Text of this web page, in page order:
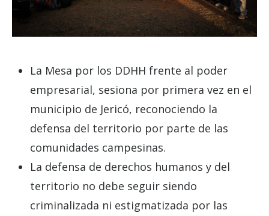
La Mesa por los DDHH frente al poder
empresarial, sesiona por primera vez en el
municipio de Jericó, reconociendo la
defensa del territorio por parte de las
comunidades campesinas.
La defensa de derechos humanos y del
territorio no debe seguir siendo
criminalizada ni estigmatizada por las